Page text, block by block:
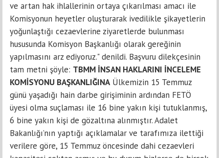
ve artan hak ihlallerinin ortaya çıkarılması amacı ile
Komisyonun heyetler oluşturarak ivedilikle şikayetlerin
yoğunlaştığı cezaevlerine ziyaretlerde bulunması
hususunda Komisyon Başkanlığı olarak gereğinin
yapılmasını arz ediyoruz." denildi. Başvuru dilekçesinin
tam metni şöyle: TBMM İNSAN HAKLARINI İNCELEME
KOMİSYONU BAŞKANLIĞINA Ülkemizin 15 Temmuz
günü yaşadığı hain darbe girişiminin ardından FETÖ
üyesi olma suçlaması ile 16 bine yakın kişi tutuklanmış,
6 bine yakın kişi de gözaltına alınmıştır. Adalet
Bakanlığı’nın yaptığı açıklamalar ve tarafımıza ilettiği
verilere göre, 15 Temmuz öncesinde dahi cezaevleri